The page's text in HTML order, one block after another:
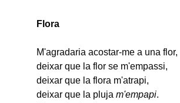
Flora
M'agradaria acostar-me a una flor,
deixar que la flor se m'empassi,
deixar que la flora m'atrapi,
deixar que la pluja m'empapi.